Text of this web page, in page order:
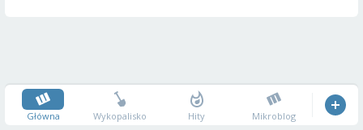
Główna Wykopalisko Hity Mikroblog